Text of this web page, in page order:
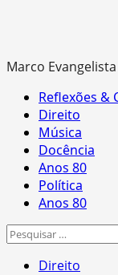
Marco
Primary
Menu
Reflexões &
Direito
Música
Docência
Anos 80
Política
Anos 80
Pesquisar
Direito